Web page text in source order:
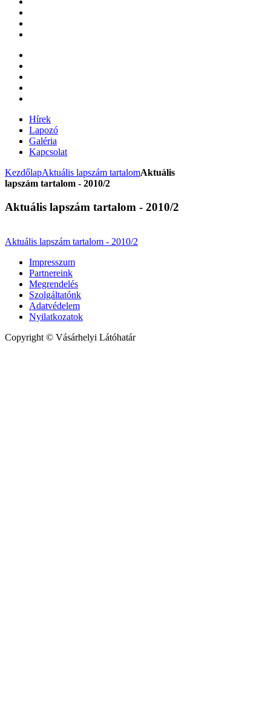
Hírek
Lapozó
Galéria
Kapcsolat
KezdőlapAktuális lapszám tartalomAktuális
lapszám tartalom - 2010/2
Aktuális lapszám tartalom - 2010/2
Aktuális lapszám tartalom - 2010/2
Impresszum
Partnereink
Megrendelés
Szolgáltatónk
Adatvédelem
Nyilatkozatok
Copyright © Vásárhelyi Látóhatár